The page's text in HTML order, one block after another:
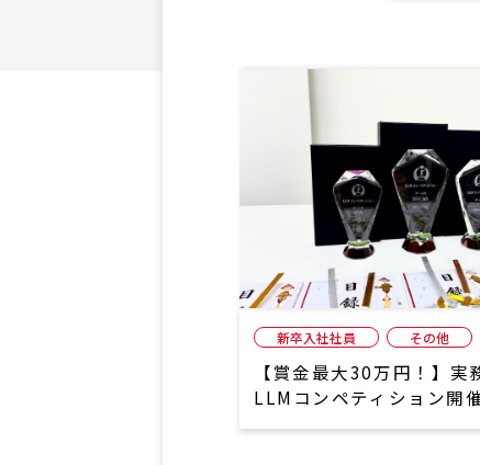
新卒入社社員 その他
【賞金最大30万円！】実
LLMコンペティション開